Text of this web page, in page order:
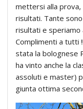
mettersi alla prova,
risultati. Tante
risultati e
Complimenti a tutti
stata la bolognese
ha vinto anche la
assoluti e master)
giunta ottima